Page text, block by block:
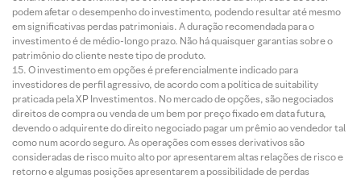
podem afetar o desempenho do investimento, podendo resultar até mesmo
em significativas perdas patrimoniais. A duração recomendada para o
investimento é de médio-longo prazo. Não há quaisquer garantias sobre o
patrimônio do cliente neste tipo de produto.
O investimento em opções é preferencialmente indicado para
investidores de perfil agressivo, de acordo com a política de suitability
praticada pela XP Investimentos. No mercado de opções, são negociados
direitos de compra ou venda de um bem por preço fixado em data futura,
devendo o adquirente do direito negociado pagar um prêmio ao vendedor tal
como num acordo seguro. As operações com esses derivativos são
consideradas de risco muito alto por apresentarem altas relações de risco e
retorno e algumas posições apresentarem a possibilidade de perdas